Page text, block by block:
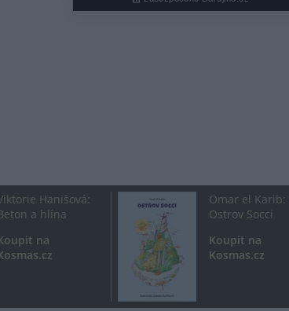
Hanišová:
a hlína
na
Omar el Karib:
Ostrov Socci
Koupit na
Kosmas.cz